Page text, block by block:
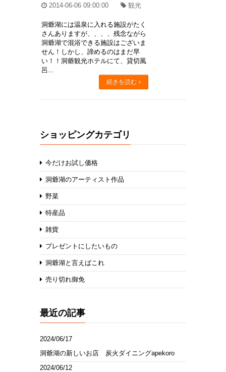
2014-06-06 09:00:00 観光
洞爺湖には温泉に入れる施設がたく
さんありますが、、、、残念ながら
洞爺湖で混浴できる施設はございま
せん！しかし、諦めるのはまだ早
い！！洞爺観光ホテルにて、貸切風
呂...
続きを読む
ショッピングカテゴリ
今だけお試し価格
洞爺湖のアーティスト作品
野菜
特産品
雑貨
プレゼントにしたいもの
洞爺湖と言えばこれ
売り切れ御免
最近の記事
2024/06/17
洞爺湖の新しいお店 炭火ダイニングapekoro
2024/06/12